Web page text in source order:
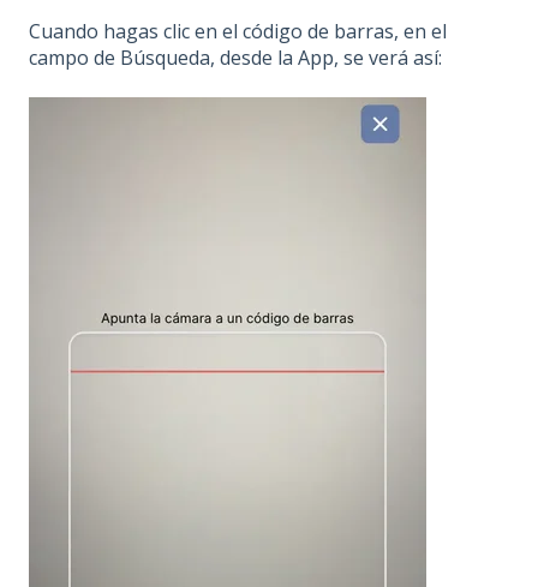
Cuando hagas clic en el código de barras, en el
campo de Búsqueda, desde la App, se verá así: